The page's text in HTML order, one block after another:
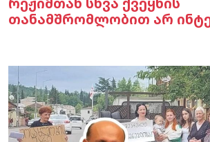
თანამშრომლობით არ